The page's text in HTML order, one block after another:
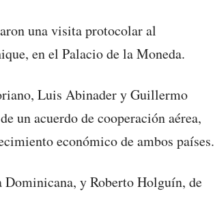
una visita protocolar al
en el Palacio de la Moneda.
Luis Abinader y Guillermo
un acuerdo de cooperación aérea,
económico de ambos países.
y Roberto Holguín, de